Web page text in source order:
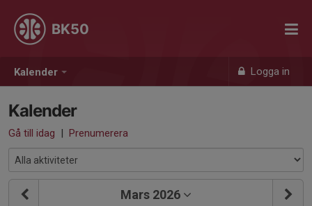
Kalender Logga in
BK50
Kalender
Gå till idag | Prenumerera
Mars 2026